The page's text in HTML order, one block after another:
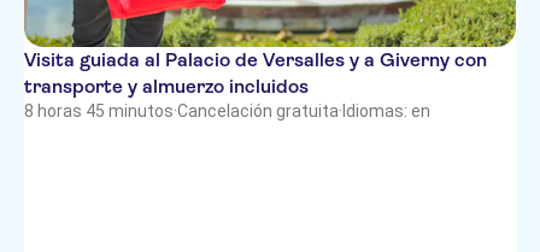
Visita guiada al Palacio de Versalles y a Giverny con
transporte y almuerzo incluidos
8 horas 45 minutos·Cancelación gratuita· Idiomas: en